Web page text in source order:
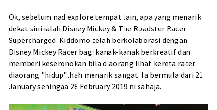
Ok, sebelum nad explore tempat lain, apa yang menarik
dekat sini ialah Disney Mickey & The Roadster Racer
Supercharged. Kiddomo telah berkolaborasi dengan
Disney Mickey Racer bagi kanak-kanak berkreatif dan
memberi keseronokan bila diaorang lihat kereta racer
diaorang "hidup"..hah menarik sangat. Ia bermula dari 21
January sehingaa 28 February 2019 ni sahaja.